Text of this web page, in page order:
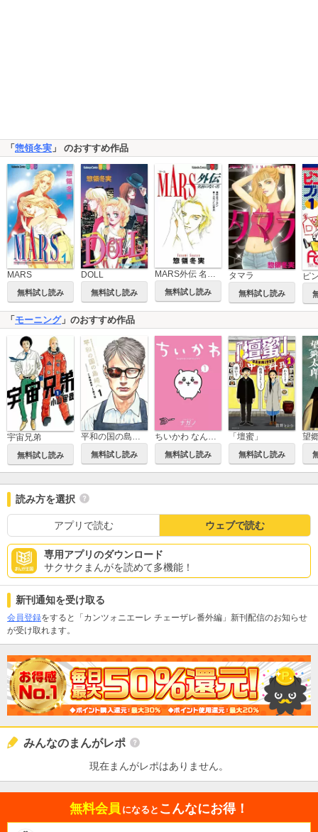
「惣領冬実 」 のおすすめ作品
MARS
無料試し読み
DOLL
無料試し読み
MARS外伝 名前のない馬
無料試し読み
タマラ
無料試し読み
「 モーニング」のおすすめ作品
宇宙兄弟
無料試し読み
平和の国の島崎へ
無料試し読み
ちいかわ なんか小さくてかわいいやつ
無料試し読み
「壇蜜」
無料試し読み
望
読み方を選択
アプリで読む ウェブで読む
専用アプリのダウンロード
サクサクまんがを読めて多機能！
新刊通知を受け取る
会員登録をすると「カンツォニエーレ チェーザレ番外編」新刊配信のお知らせ
が受け取れます。
みんなのまんがレポ
現在まんがレポはありません。
無料会員 になると こんなにお得！